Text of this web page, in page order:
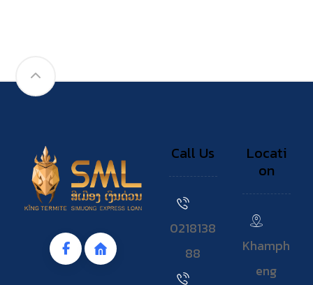
Call Us
0218138
88
Locati
on
Khamph
eng